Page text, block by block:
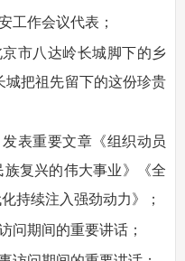
工作会议代表；
市八达岭长城脚下的乡
城把祖先留下的这份珍贵
表重要文章《组织动员
复兴的伟大事业》《全
持续注入强劲动力》；
问期间的重要讲话；